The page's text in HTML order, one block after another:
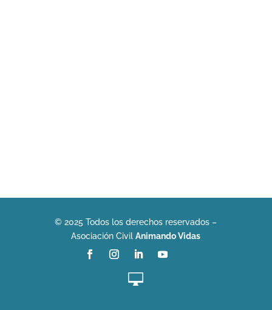
© 2025 Todos los derechos reservados –
Asociación CivilAnimando Vidas
